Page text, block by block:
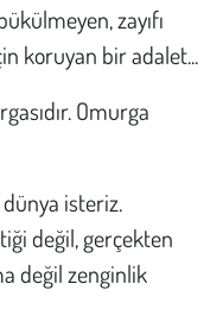
zayıfı
koruyan bir adalet...
Omurga
dünya isteriz.
değil, gerçekten
değil zenginlik